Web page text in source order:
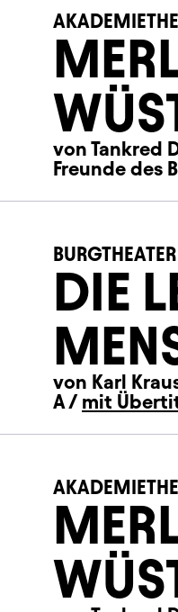
von Tankred
Freunde des
BURGTHEATER
DIE
von Karl
A / mit